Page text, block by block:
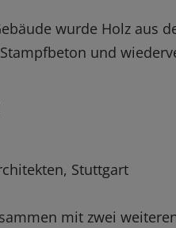
wurde Holz aus
und
Stuttgart
mit zwei